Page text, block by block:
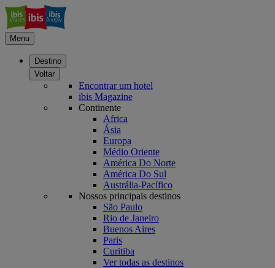
Menu
Destino
Voltar
Encontrar um hotel
ibis Magazine
Continente
Africa
Ásia
Europa
Médio Oriente
América Do Norte
América Do Sul
Austrália-Pacífico
Nossos principais destinos
São Paulo
Rio de Janeiro
Buenos Aires
Paris
Curitiba
Ver todas as destinos